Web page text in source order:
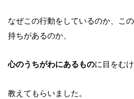
なぜこの行動をしているのか、こ
持ちがあるのか、
心のうちがわにあるものに目をむ
教えてもらいました。